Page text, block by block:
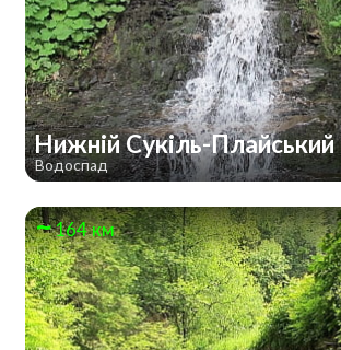
Нижній Сукіль-Плайський
Водоспад
164 км